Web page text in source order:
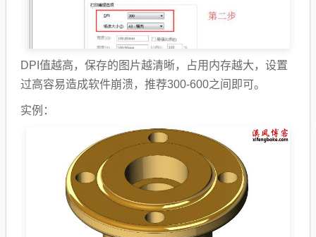
DPI值越高，保存的图片越清晰，占用内存越大，设置
过高容易造成软件崩溃，推荐300-600之间即可。
实例：